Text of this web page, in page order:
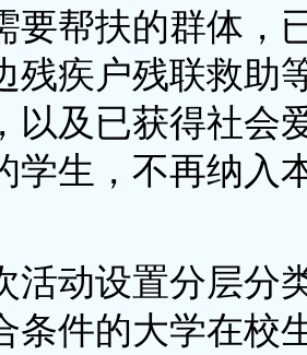
要帮扶的群体，
残疾户残联救助
以及已获得社会
学生，不再纳入
动设置分层分
条件的大学在校